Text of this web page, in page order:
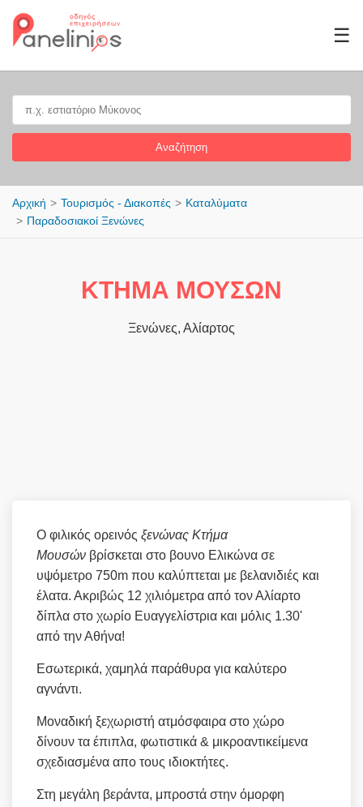
☰
Αναζήτηση
Αρχική Τουρισμός - Διακοπές
Καταλύματα
Παραδοσιακοί Ξενώνες
ΚΤΗΜΑ ΜΟΥΣΩΝ
Ξενώνες, Αλίαρτος
O φιλικός ορεινός ξενώνας Κτήμα
Μουσών βρίσκεται στο βουνο Ελικώνα σε
υψόμετρο 750m που καλύπτεται με βελανιδιές και
έλατα. Ακριβώς 12 χιλιόμετρα από τον Αλίαρτο
δίπλα στο χωρίο Ευαγγελίστρια και μόλις 1.30'
από την Αθήνα!
Εσωτερικά, χαμηλά παράθυρα για καλύτερο
αγνάντι.
Μοναδική ξεχωριστή ατμόσφαιρα στο χώρο
δίνουν τα έπιπλα, φωτιστικά & μικροαντικείμενα
σχεδιασμένα απο τους ιδιοκτήτες.
Στη μεγάλη βεράντα, μπροστά στην όμορφη